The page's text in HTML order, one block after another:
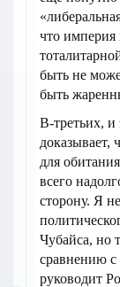
что империя
быть не
быть
В-третьих, и
доказывает,
для
всего
сторону. Я
Чубайса, но
сравнению с
руководит